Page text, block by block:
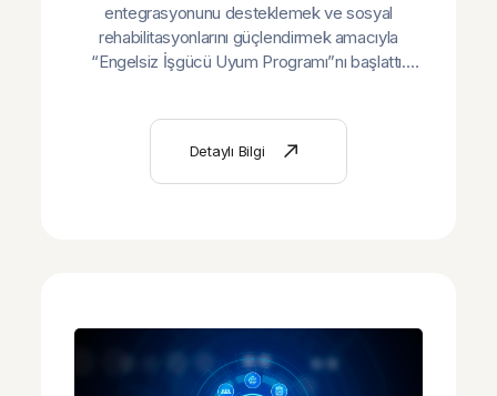
entegrasyonunu desteklemek ve sosyal
rehabilitasyonlarını güçlendirmek amacıyla
“Engelsiz İşgücü Uyum Programı”nı başlattı.
Detaylı Bilgi